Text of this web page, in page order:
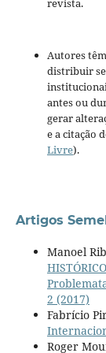
revista.
Autores
distribuir
antes ou
gerar
e a citação
Livre).
Artigos
Manoel
2 (2017)
Fabrício
Roger